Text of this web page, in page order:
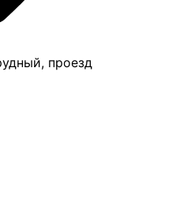
проезд